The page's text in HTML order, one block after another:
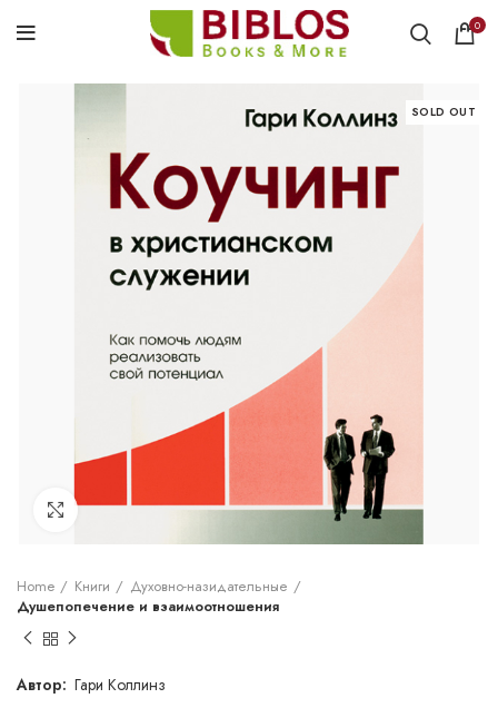
0
SOLD OUT
Увеличить
Home Книги
Духовно-назидательные
Душепопечение и взаимоотношения
Гари Коллинз